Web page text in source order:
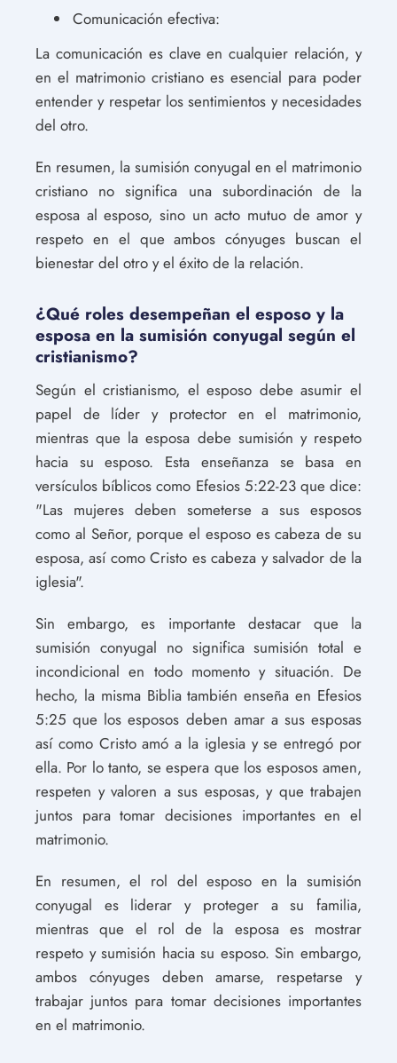
Comunicación efectiva:
La comunicación es clave en cualquier relación, y
en el matrimonio cristiano es esencial para poder
entender y respetar los sentimientos y necesidades
del otro.
En resumen, la sumisión conyugal en el matrimonio
cristiano no significa una subordinación de la
esposa al esposo, sino un acto mutuo de amor y
respeto en el que ambos cónyuges buscan el
bienestar del otro y el éxito de la relación.
¿Qué roles desempeñan el esposo y la
esposa en la sumisión conyugal según el
cristianismo?
Según el cristianismo, el esposo debe asumir el
papel de líder y protector en el matrimonio,
mientras que la esposa debe sumisión y respeto
hacia su esposo. Esta enseñanza se basa en
versículos bíblicos como Efesios 5:22-23 que dice:
"Las mujeres deben someterse a sus esposos
como al Señor, porque el esposo es cabeza de su
esposa, así como Cristo es cabeza y salvador de la
iglesia".
Sin embargo, es importante destacar que la
sumisión conyugal no significa sumisión total e
incondicional en todo momento y situación. De
hecho, la misma Biblia también enseña en Efesios
5:25 que los esposos deben amar a sus esposas
así como Cristo amó a la iglesia y se entregó por
ella. Por lo tanto, se espera que los esposos amen,
respeten y valoren a sus esposas, y que trabajen
juntos para tomar decisiones importantes en el
matrimonio.
En resumen, el rol del esposo en la sumisión
conyugal es liderar y proteger a su familia,
mientras que el rol de la esposa es mostrar
respeto y sumisión hacia su esposo. Sin embargo,
ambos cónyuges deben amarse, respetarse y
trabajar juntos para tomar decisiones importantes
en el matrimonio.